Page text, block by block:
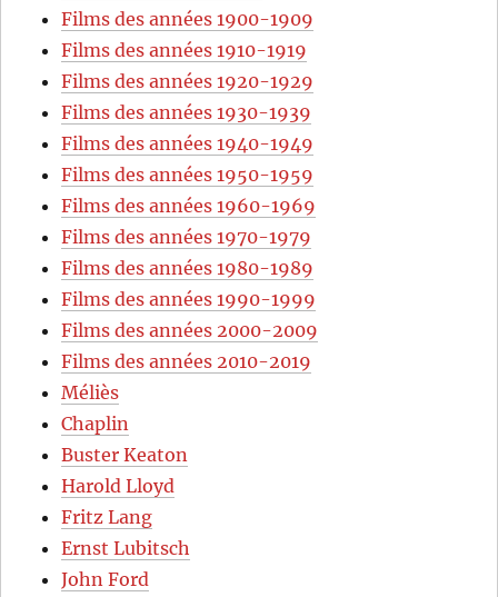
Films des années 1900-1909
Films des années 1910-1919
Films des années 1920-1929
Films des années 1930-1939
Films des années 1940-1949
Films des années 1950-1959
Films des années 1960-1969
Films des années 1970-1979
Films des années 1980-1989
Films des années 1990-1999
Films des années 2000-2009
Films des années 2010-2019
Méliès
Chaplin
Buster Keaton
Harold Lloyd
Fritz Lang
Ernst Lubitsch
John Ford